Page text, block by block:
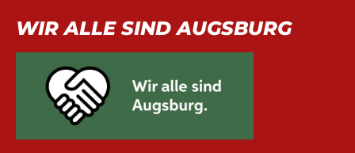
WIR ALLE SIND AUGSBURG